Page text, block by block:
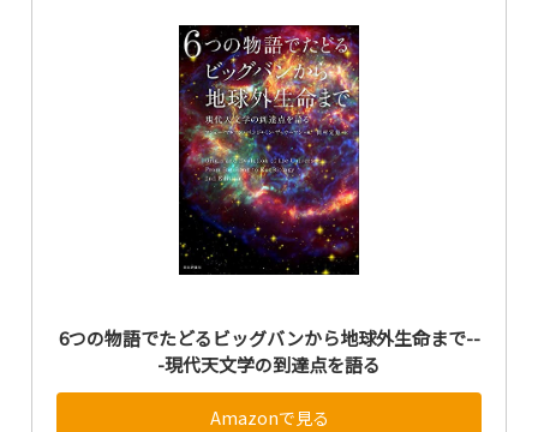
6つの物語でたどるビッグバンから地球外生命まで--
-現代天文学の到達点を語る
Amazonで見る